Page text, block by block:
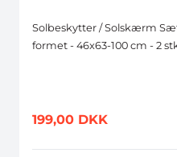
Solbeskytter / Solskærm
formet - 46x63-100 cm - 2
199,00 DKK